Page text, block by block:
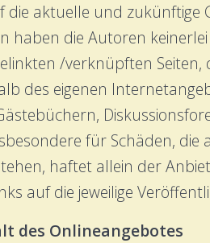
aktuelle und zukünftige
die Autoren keinerlei
/verknüpften
des eigenen
für Schäden,
haftet allein der
auf die jeweilige
des Onlineangebotes